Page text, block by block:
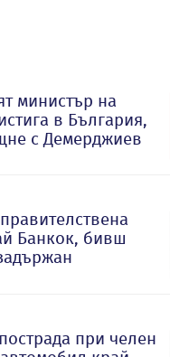
министър на
в България,
с Демерджиев
Банкок, бивш
при челен